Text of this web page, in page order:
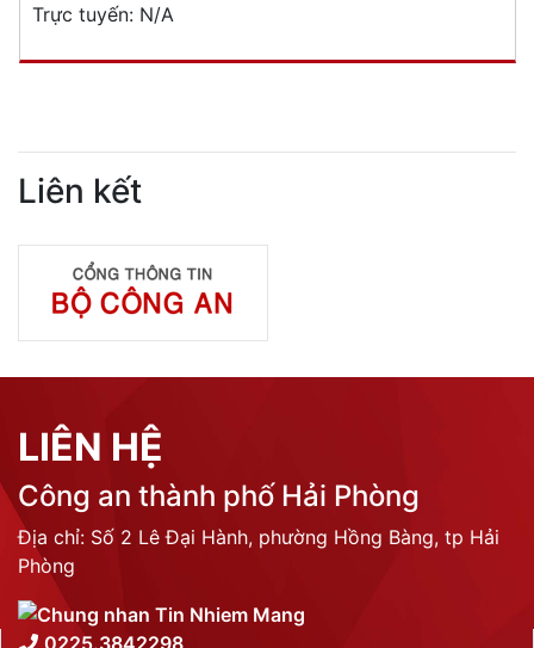
Trực tuyến: N/A
Liên kết
LIÊN HỆ
Công an thành phố Hải Phòng
Địa chỉ: Số 2 Lê Đại Hành, phường Hồng Bàng, tp Hải
Phòng